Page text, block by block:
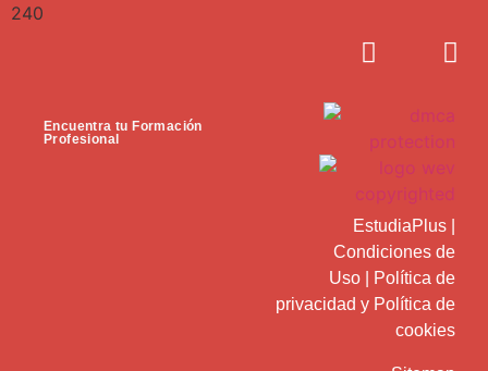
240
Encuentra tu Formación
Profesional
EstudiaPlus
Condiciones de
Uso
Política de
privacidad y Política de
cookies